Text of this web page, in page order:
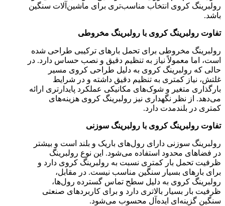
رولبرینگ کروی انتخاب مناسب‌تری برای ماشین‌آلات سنگین
باشد.
تفاوت رولبرینگ کروی با رولبرینگ مخروطی
رولبرینگ مخروطی برای تحمل بارهای ترکیبی طراحی شده
است، اما معمولاً نیاز به تنظیم دقیق و نصب حساس دارد. در
حالی که رولبرینگ کروی به دلیل طراحی کروی مسیر
غلتش، نیاز کمتری به تنظیم دقیق داشته و در شرایط
بارگذاری متغیر و شوک‌های مکانیکی عملکرد پایدار‌تری ارائه
می‌دهد. از نظر نگهداری نیز رولبرینگ کروی هزینه‌های
کمتری در بلندمدت دارد.
تفاوت رولبرینگ کروی با رولبرینگ سوزنی
رولبرینگ سوزنی دارای رول‌های باریک و بلند است و بیشتر
در فضاهای محدود استفاده می‌شود. این نوع رولبرینگ
ظرفیت تحمل بار کمتری نسبت به رولبرینگ کروی دارد و
برای بارهای بسیار سنگین مناسب نیست. در مقابل،
رولبرینگ کروی به دلیل سطح تماس گسترده رول‌ها،
ظرفیت بار بسیار بالاتری دارد و برای کاربردهای صنعتی
سنگین گزینه‌ای ایده‌آل محسوب می‌شود.